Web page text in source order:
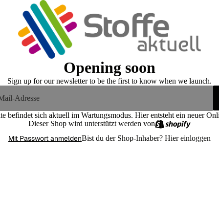
Opening soon
Sign up for our newsletter to be the first to know when we launch.
befindet sich aktuell im Wartungsmodus. Hier entsteht ein neuer
Dieser Shop wird unterstützt werden von
Mit Passwort anmeldenBist du der Shop-Inhaber? Hier einloggen